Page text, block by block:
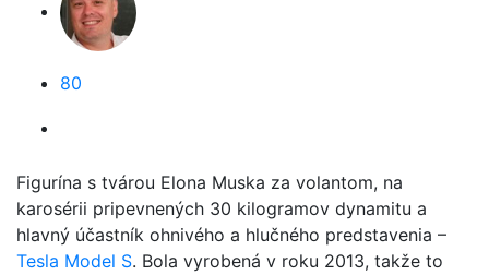
80
Figurína s tvárou Elona Muska za volantom, na
karosérii pripevnených 30 kilogramov dynamitu a
hlavný účastník ohnivého a hlučného predstavenia –
Tesla Model S. Bola vyrobená v roku 2013, takže to